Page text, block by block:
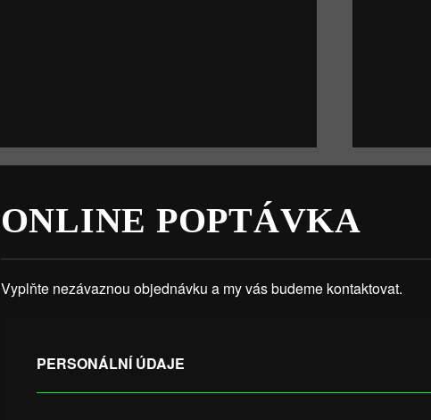
ONLINE POPTÁVKA
Vyplňte nezávaznou objednávku a my vás budeme kontaktovat.
PERSONÁLNÍ ÚDAJE